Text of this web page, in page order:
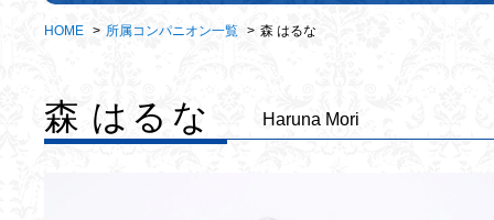
HOME 所属コンパニオン一覧 森 はるな
森 はるな Haruna Mori